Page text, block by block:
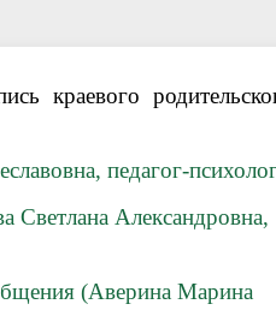
краевого
педагог-
Светлана Александровна,
(Аверина Марина